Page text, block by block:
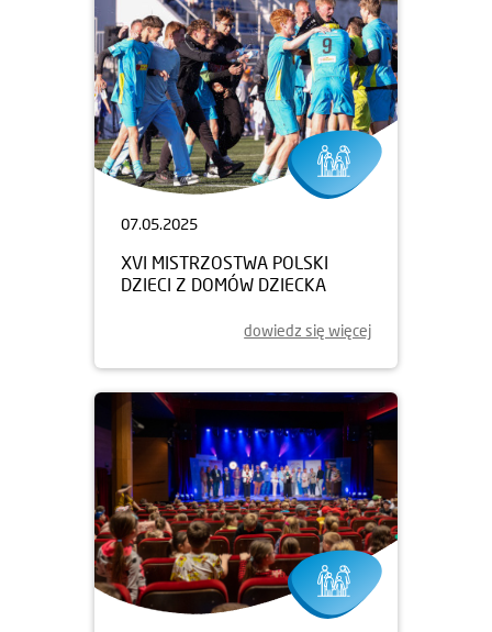
07.05.2025
XVI MISTRZOSTWA POLSKI
DZIECI Z DOMÓW DZIECKA
dowiedz się więcej